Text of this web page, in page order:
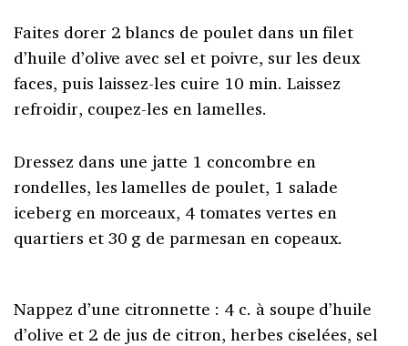
Faites dorer 2 blancs de poulet dans un filet
d’huile d’olive avec sel et poivre, sur les deux
faces, puis laissez-les cuire 10 min. Laissez
refroidir, coupez-les en lamelles.
Dressez dans une jatte 1 concombre en
rondelles, les lamelles de poulet, 1 salade
iceberg en morceaux, 4 tomates vertes en
quartiers et 30 g de parmesan en copeaux.
Nappez d’une citronnette : 4 c. à soupe d’huile
d’olive et 2 de jus de citron, herbes ciselées, sel